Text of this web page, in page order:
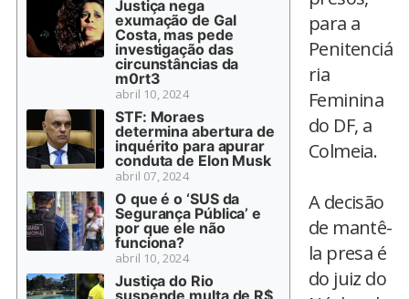
Justiça nega
exumação de Gal
Costa, mas pede
investigação das
circunstâncias da
m0rt3
abril 10, 2024
STF: Moraes
determina abertura de
inquérito para apurar
conduta de Elon Musk
abril 07, 2024
O que é o ‘SUS da
Segurança Pública’ e
por que ele não
funciona?
abril 10, 2024
Justiça do Rio
para a
Penitenciá
ria
Feminina
do DF, a
Colmeia.
A decisão
de mantê-
la presa é
do juiz do